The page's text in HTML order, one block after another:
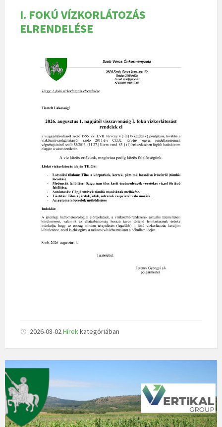
I. FOKÚ VÍZKORLÁTOZÁS
ELRENDELÉSE
2026-08-02Hírekkategóriában